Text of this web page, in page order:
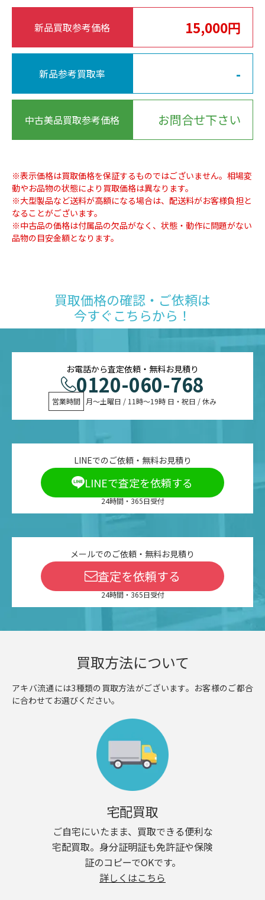
新品買取参考価格 15,000円
新品参考買取率 -
中古美品買取参考価格 お問合せ下さい
※表示価格は買取価格を保証するものではございません。相場変
動やお品物の状態により買取価格は異なります。
※大型製品など送料が高額になる場合は、配送料がお客様負担と
なることがございます。
※中古品の価格は付属品の欠品がなく、状態・動作に問題がない
品物の目安金額となります。
買取価格の確認・ご依頼は
今すぐこちらから！
お電話から査定依頼・無料お見積り
0120-060-768
営業時間 月〜土曜日 / 11時〜19時 日・祝日 / 休み
LINEでのご依頼・無料お見積り
LINEで査定を依頼する
24時間・365日受付
メールでのご依頼・無料お見積り
査定を依頼する
24時間・365日受付
買取方法について
アキバ流通には3種類の買取方法がございます。お客様のご都合
に合わせてお選びください。
宅配買取
ご自宅にいたまま、買取できる便利な
宅配買取。身分証明証も免許証や保険
証のコピーでOKです。
詳しくはこちら